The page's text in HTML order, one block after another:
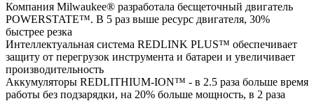
Компания Milwaukee® разработала бесщеточный двигатель
POWERSTATE™. В 5 раз выше ресурс двигателя, 30%
быстрее резка
Интеллектуальная система REDLINK PLUS™ обеспечивает
защиту от перегрузок инструмента и батареи и увеличивает
производительность
Аккумуляторы REDLITHIUM-ION™ - в 2.5 раза больше время
работы без подзарядки, на 20% больше мощность, в 2 раза